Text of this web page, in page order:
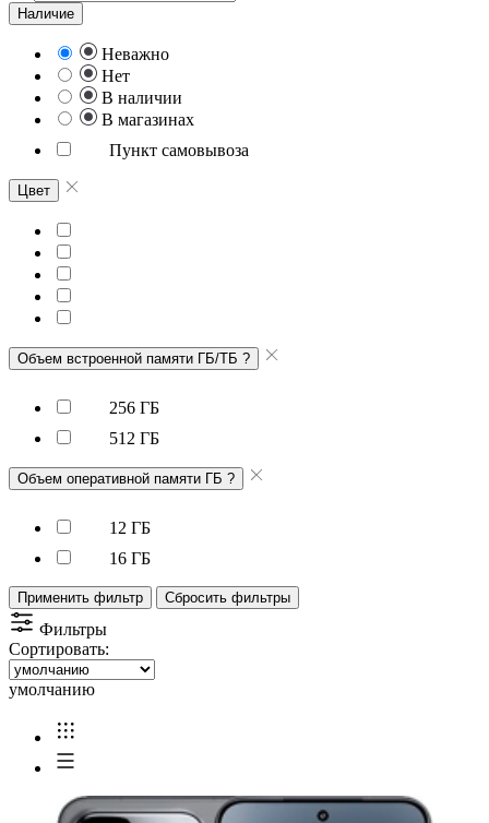
Наличие
Неважно
Нет
В наличии
В магазинах
Пункт самовывоза
Цвет
Объем встроенной памяти ГБ/ТБ ?
256 ГБ
512 ГБ
Объем оперативной памяти ГБ ?
12 ГБ
16 ГБ
Применить фильтр Сбросить фильтры
Фильтры
Сортировать:
умолчанию